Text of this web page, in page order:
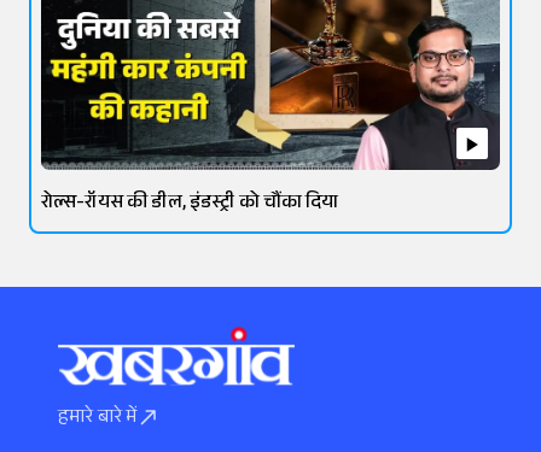
रोल्स-रॉयस की डील, इंडस्ट्री को चौंका दिया
हमारे बारे में